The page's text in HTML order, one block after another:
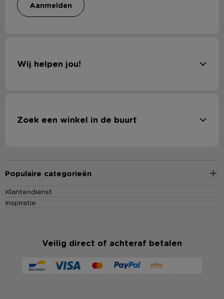
aanmelden
Wij helpen jou!
Zoek een winkel in de buurt
Populaire categorieën
Klantendienst
Inspiratie
Veilig direct of achteraf betalen